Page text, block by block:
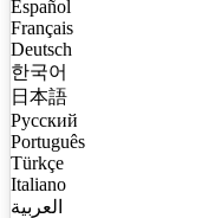
Español
Français
Deutsch
한국어
日本語
Русский
Português
Türkçe
Italiano
العربية